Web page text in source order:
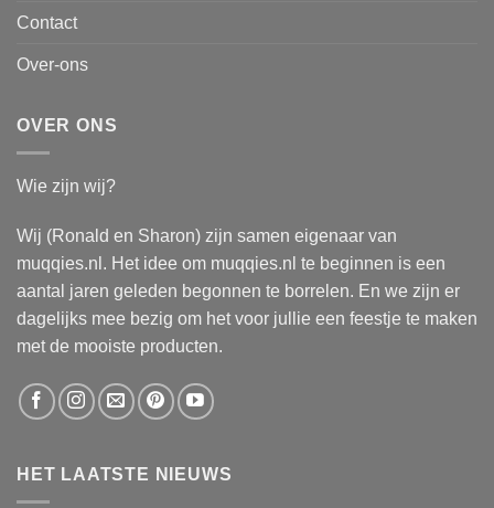
Contact
Over-ons
OVER ONS
Wie zijn wij?
Wij (Ronald en Sharon) zijn samen eigenaar van
muqqies.nl. Het idee om muqqies.nl te beginnen is een
aantal jaren geleden begonnen te borrelen. En we zijn er
dagelijks mee bezig om het voor jullie een feestje te maken
met de mooiste producten.
HET LAATSTE NIEUWS